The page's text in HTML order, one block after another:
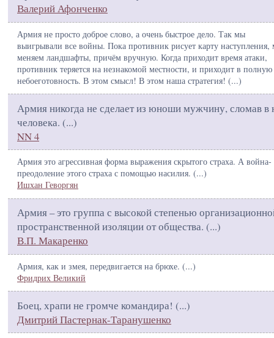
Валерий Афонченко
Армия не просто доброе слово, а очень быстрое дело. Так мы
выигрывали все войны. Пока противник рисует карту
меняем ландшафты, причём вручную. Когда приходит время атаки,
противник теряется на незнакомой местности, и приходит в полную
небоеготовность. В этом смысл! В этом наша стратегия! (...)
Армия никогда не сделает из юноши мужчину, сломав в
человека. (...)
NN 4
Армия это агрессивная форма выражения скрытого страха. А война-
преодоление этого страха с помощью насилия. (...)
Ишхан Геворгян
Армия – это группа с высокой степенью
пространственной изоляции от общества. (...)
В.П. Макаренко
Армия, как и змея, передвигается на брюхе. (...)
Фридрих Великий
Боец, храпи не громче командира! (...)
Дмитрий Пастернак-Таранушенко